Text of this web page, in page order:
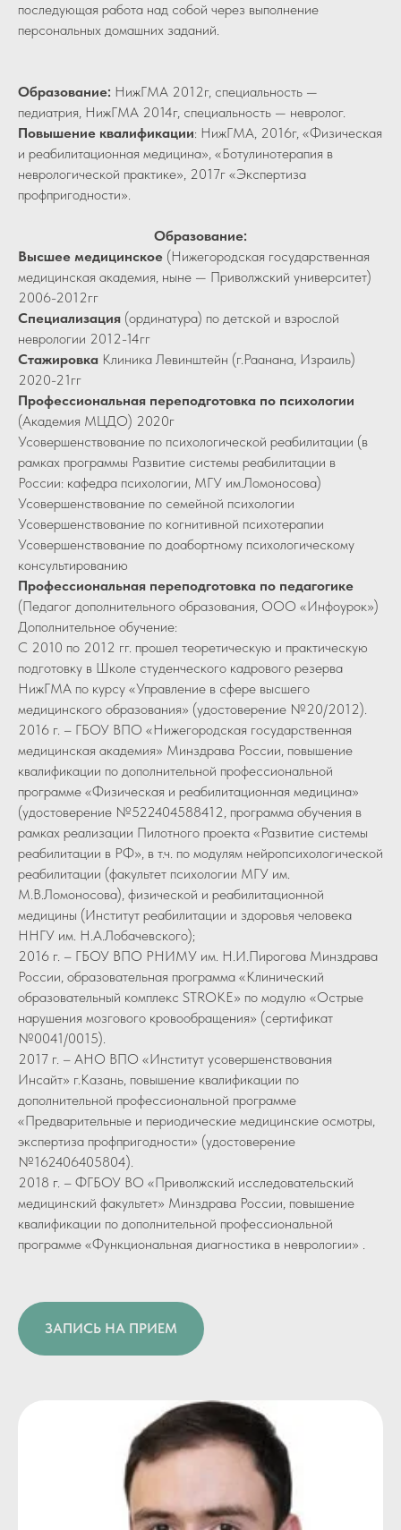
последующая работа над собой через выполнение
персональных домашних заданий.
Образование: НижГМА 2012г, специальность —
педиатрия, НижГМА 2014г, специальность — невролог.
Повышение квалификации: НижГМА, 2016г, «Физическая
и реабилитационная медицина», «Ботулинотерапия в
неврологической практике», 2017г «Экспертиза
профпригодности».
Образование:
Высшее медицинское (Нижегородская государственная
медицинская академия, ныне — Приволжский университет)
2006-2012гг
Специализация (ординатура) по детской и взрослой
неврологии 2012-14гг
Стажировка Клиника Левинштейн (г.Раанана, Израиль)
2020-21гг
Профессиональная переподготовка по психологии
(Академия МЦДО) 2020г
Усовершенствование по психологической реабилитации (в
рамках программы Развитие системы реабилитации в
России: кафедра психологии, МГУ им.Ломоносова)
Усовершенствование по семейной психологии
Усовершенствование по когнитивной психотерапии
Усовершенствование по доабортному психологическому
консультированию
Профессиональная переподготовка по педагогике
(Педагог дополнительного образования, ООО «Инфоурок»)
Дополнительное обучение:
С 2010 по 2012 гг. прошел теоретическую и практическую
подготовку в Школе студенческого кадрового резерва
НижГМА по курсу «Управление в сфере высшего
медицинского образования» (удостоверение №20/2012).
2016 г. – ГБОУ ВПО «Нижегородская государственная
медицинская академия» Минздрава России, повышение
квалификации по дополнительной профессиональной
программе «Физическая и реабилитационная медицина»
(удостоверение №522404588412, программа обучения в
рамках реализации Пилотного проекта «Развитие системы
реабилитации в РФ», в т.ч. по модулям нейропсихологической
реабилитации (факультет психологии МГУ им.
М.В.Ломоносова), физической и реабилитационной
медицины (Институт реабилитации и здоровья человека
ННГУ им. Н.А.Лобачевского);
2016 г. – ГБОУ ВПО РНИМУ им. Н.И.Пирогова Минздрава
России, образовательная программа «Клинический
образовательный комплекс STROKE» по модулю «Острые
нарушения мозгового кровообращения» (сертификат
№0041/0015).
2017 г. – АНО ВПО «Институт усовершенствования
Инсайт» г.Казань, повышение квалификации по
дополнительной профессиональной программе
«Предварительные и периодические медицинские осмотры,
экспертиза профпригодности» (удостоверение
№162406405804).
2018 г. – ФГБОУ ВО «Приволжский исследовательский
медицинский факультет» Минздрава России, повышение
квалификации по дополнительной профессиональной
программе «Функциональная диагностика в неврологии» .
ЗАПИСЬ НА ПРИЕМ